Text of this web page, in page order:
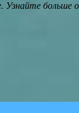
больше